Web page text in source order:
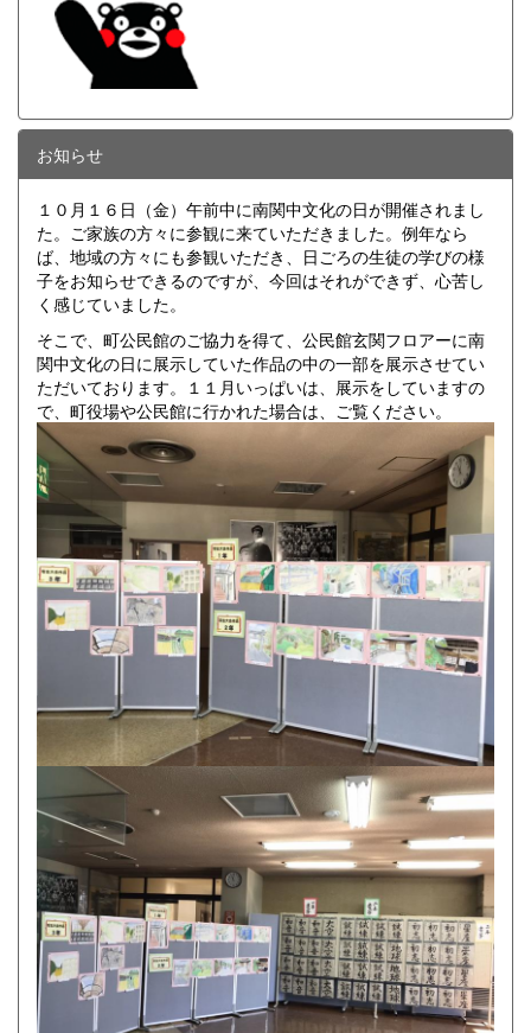
お知らせ
１０月１６日（金）午前中に南関中文化の日が開催されまし
た。ご家族の方々に参観に来ていただきました。例年なら
ば、地域の方々にも参観いただき、日ごろの生徒の学びの様
子をお知らせできるのですが、今回はそれができず、心苦し
く感じていました。
そこで、町公民館のご協力を得て、公民館玄関フロアーに南
関中文化の日に展示していた作品の中の一部を展示させてい
ただいております。１１月いっぱいは、展示をしていますの
で、町役場や公民館に行かれた場合は、ご覧ください。